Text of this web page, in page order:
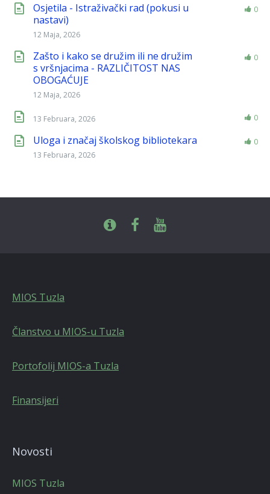
Osjetila - Istraživački rad (pokusi u
nastavi)
12 Maja, 2026
0
Zašto i kako se družim ili ne družim
s vršnjacima - RAZLIČITOST NAS
OBOGAĆUJE
12 Maja, 2026
0
13 Februara, 2026 0
Uloga i značaj školskog bibliotekara
13 Februara, 2026
0
MIOS Tuzla
Članstvo u MIOS-u Tuzla
Portofolij MIOS-a Tuzla
Finansijeri
Novosti
MIOS Tuzla